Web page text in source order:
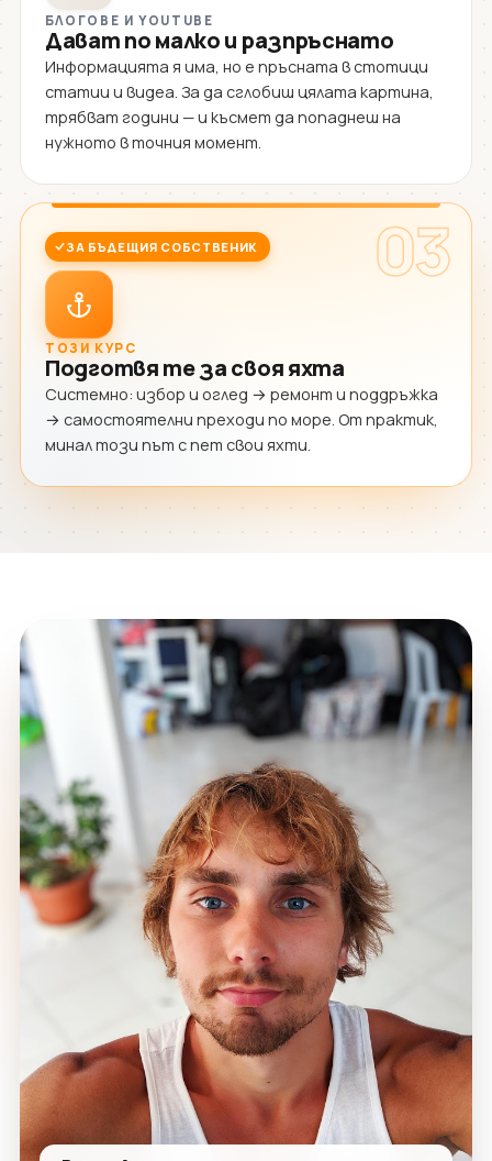
БЛОГОВЕ И YOUTUBE
Дават по малко и разпръснато
Информацията я има, но е пръсната в стотици
статии и видеа. За да сглобиш цялата картина,
трябват години — и късмет да попаднеш на
нужното в точния момент.
03
ЗА БЪДЕЩИЯ СОБСТВЕНИК
ТОЗИ КУРС
Подготвя те за своя яхта
Системно: избор и оглед → ремонт и поддръжка
→ самостоятелни преходи по море. От практик,
минал този път с пет свои яхти.